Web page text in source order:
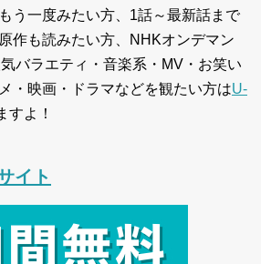
う一度みたい方、1話～最新話まで
作も読みたい方、NHKオンデマン
バラエティ・音楽系・MV・お笑い
・映画・ドラマなどを観たい方はU-
すよ！
イト